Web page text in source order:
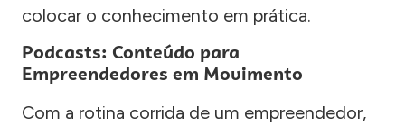
colocar o conhecimento em prática.
Podcasts: Conteúdo para
Empreendedores em Movimento
Com a rotina corrida de um empreendedor,